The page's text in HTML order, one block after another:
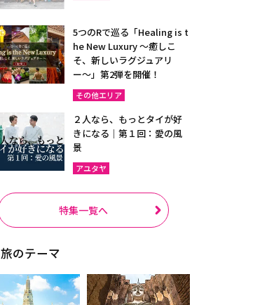
5つのRで巡る「Healing is t
he New Luxury ～癒しこ
そ、新しいラグジュアリ
ー〜」第2弾を開催！
その他エリア
２人なら、もっとタイが好
きになる｜第１回：愛の風
景
アユタヤ
特集一覧へ
旅のテーマ